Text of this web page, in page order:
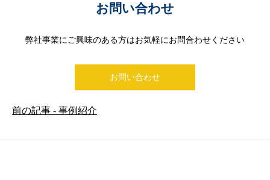
お問い合わせ
弊社事業にご興味のある方はお気軽にお問合わせください
お問い合わせ
前の記事 - 事例紹介